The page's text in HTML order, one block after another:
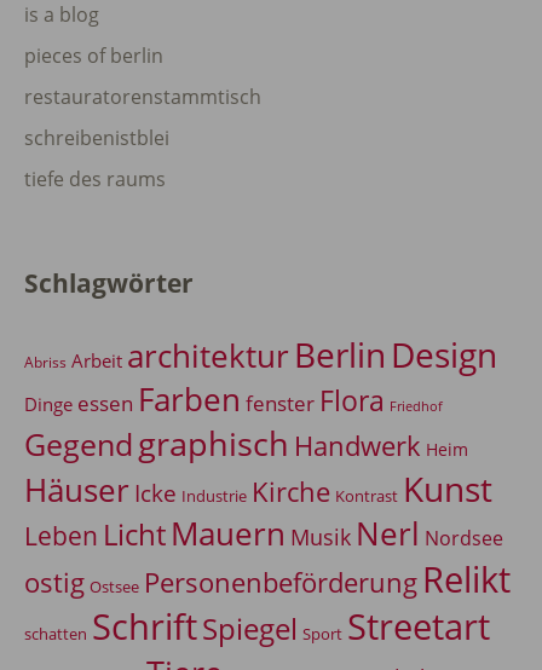
is a blog
pieces of berlin
restauratorenstammtisch
schreibenistblei
tiefe des raums
Schlagwörter
Abriss Arbeit architekturBerlin Design
Dinge essen Farben fenster Flora Friedhof
Gegendgraphisch Handwerk Heim
Häuser Icke Industrie Kirche Kontrast Kunst
Leben LichtMauern Musik Nerl Nordsee
ostig Ostsee Personenbeförderung Relikt
schatten SchriftSpiegel Sport Streetart